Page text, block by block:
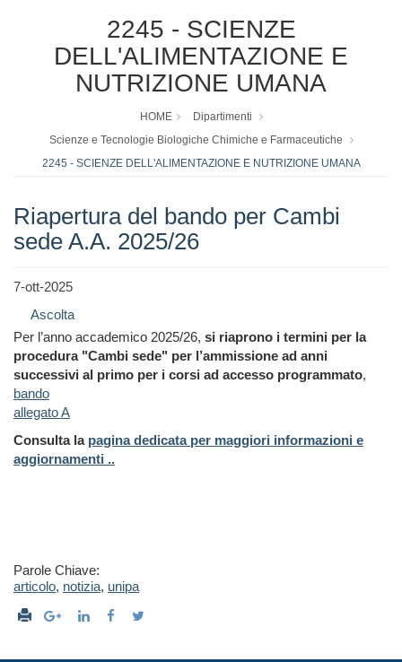
2245 - SCIENZE
DELL'ALIMENTAZIONE E
NUTRIZIONE UMANA
HOME
Dipartimenti
Scienze e Tecnologie Biologiche Chimiche e Farmaceutiche
2245 - SCIENZE DELL'ALIMENTAZIONE E NUTRIZIONE UMANA
Riapertura del bando per Cambi
sede A.A. 2025/26
7-ott-2025
Ascolta
Per l’anno accademico 2025/26, si riaprono i termini per la
procedura "Cambi sede" per l’ammissione ad anni
successivi al primo per i corsi ad accesso programmato,
bando
allegato A
Consulta la pagina dedicata per maggiori informazioni e
aggiornamenti ..
Parole Chiave:
articolo, notizia, unipa